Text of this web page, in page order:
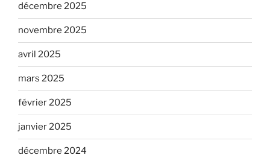
décembre 2025
novembre 2025
avril 2025
mars 2025
février 2025
janvier 2025
décembre 2024